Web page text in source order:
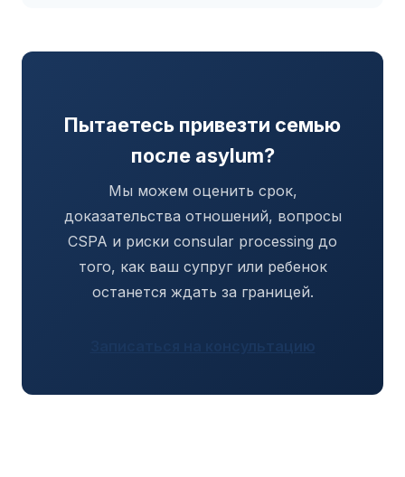
Пытаетесь привезти семью
после asylum?
Мы можем оценить срок,
доказательства отношений, вопросы
CSPA и риски consular processing до
того, как ваш супруг или ребенок
останется ждать за границей.